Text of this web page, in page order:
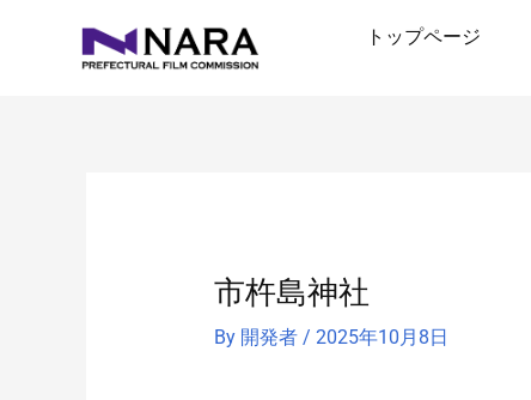
トップページ
市杵島神社
By 開発者 / 2025年10月8日